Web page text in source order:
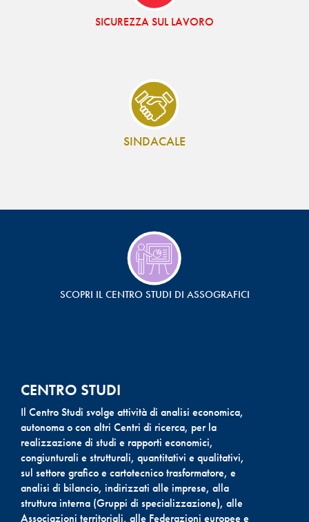
SICUREZZA SUL LAVORO
SINDACALE
CENTRO STUDI
Il Centro Studi svolge attività di analisi economica,
autonoma o con altri Centri di ricerca, per la
realizzazione di studi e rapporti economici,
congiunturali e strutturali, quantitativi e qualitativi,
sul settore grafico e cartotecnico trasformatore, e
analisi di bilancio, indirizzati alle imprese, alla
struttura interna (Gruppi di specializzazione), alle
Associazioni territoriali, alle Federazioni europee e
SCOPRI IL CENTRO STUDI DI ASSOGRAFICI